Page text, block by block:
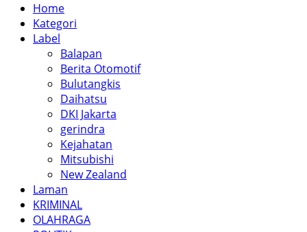
Home
Kategori
Label
Balapan
Berita Otomotif
Bulutangkis
Daihatsu
DKI Jakarta
gerindra
Kejahatan
Mitsubishi
New Zealand
Laman
KRIMINAL
OLAHRAGA